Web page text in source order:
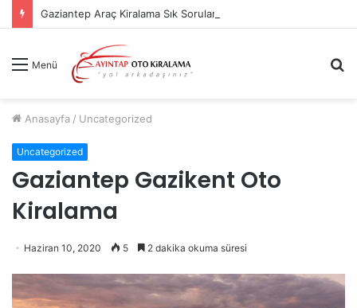
Gaziantep Araç Kiralama Sık Sorulan Sorular
Menü
Anasayfa / Uncategorized
Uncategorized
Gaziantep Gazikent Oto
Kiralama
Haziran 10, 2020 5 2 dakika okuma süresi